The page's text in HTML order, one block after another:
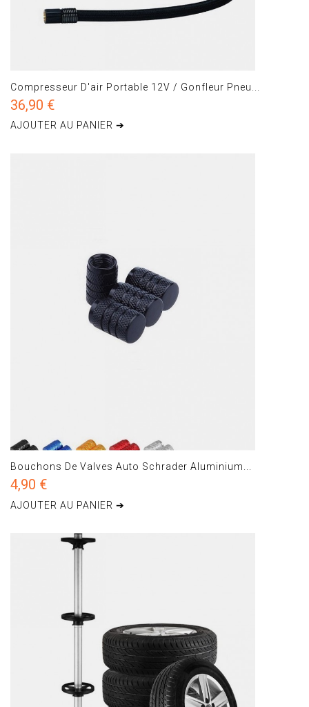
Compresseur D'air Portable 12V / Gonfleur Pneu...
36,90 €
AJOUTER AU PANIER ➔
Bouchons De Valves Auto Schrader Aluminium...
4,90 €
AJOUTER AU PANIER ➔